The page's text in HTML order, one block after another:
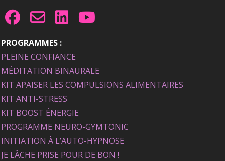
PROGRAMMES :
PLEINE CONFIANCE
MÉDITATION BINAURALE
KIT APAISER LES COMPULSIONS ALIMENTAIRES
KIT ANTI-STRESS
KIT BOOST ÉNERGIE
PROGRAMME NEURO-GYMTONIC
INITIATION À L’AUTO-HYPNOSE
JE LÂCHE PRISE POUR DE BON !